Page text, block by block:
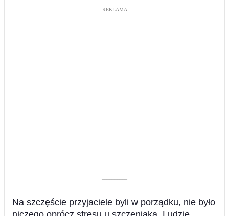
––––– REKLAMA –––––
––––––––––
Na szczęście przyjaciele byli w porządku, nie było